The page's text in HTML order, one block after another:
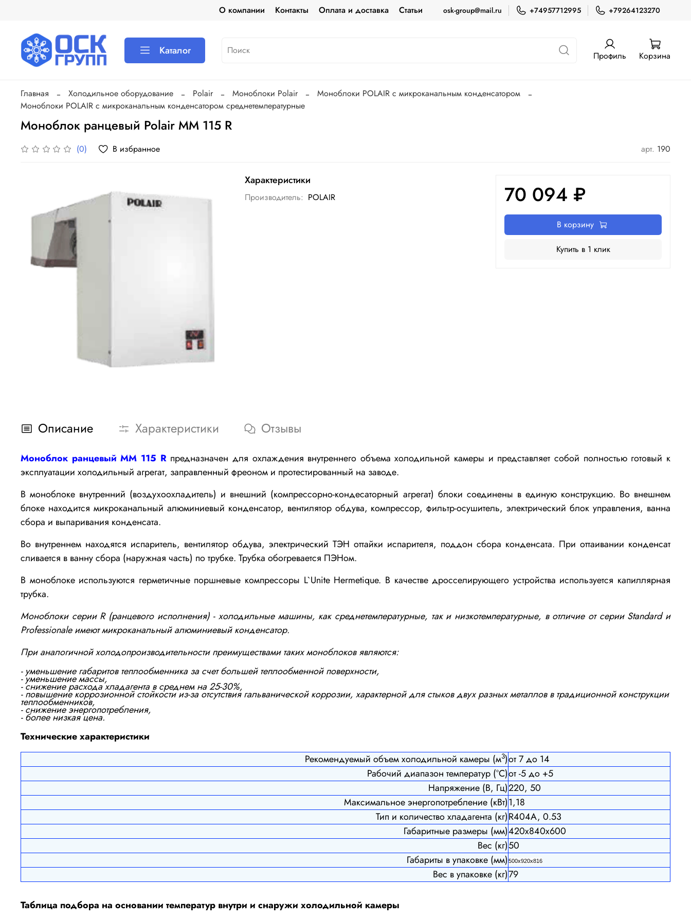
О компании Контакты Оплата и доставка Статьи osk-group@mail.ru +74957712995 +79264123270
Каталог Профиль Корзина
Главная Холодильное оборудование Polair Моноблоки Polair
Моноблоки POLAIR c микроканальным конденсатором
Моноблоки POLAIR c микроканальным конденсатором cреднетемпературные
Моноблок ранцевый Polair MM 115 R
(0) В избранное арт. 190
Характеристики
Производитель: POLAIR 70 094 ₽
В корзину
Купить в 1 клик
Описание Характеристики Отзывы
Моноблок ранцевый MM 115 R предназначен для охлаждения внутреннего объема холодильной камеры и представляет собой полностью готовый к
эксплуатации холодильный агрегат, заправленный фреоном и протестированный на заводе.
В моноблоке внутренний (воздухоохладитель) и внешний (компрессорно-кондесаторный агрегат) блоки соединены в единую конструкцию. Во внешнем
блоке находится микроканальный алюминиевый конденсатор, вентилятор обдува, компрессор, фильтр-осушитель, электрический блок управления, ванна
сбора и выпаривания конденсата.
Во внутреннем находятся испаритель, вентилятор обдува, электрический ТЭН оттайки испарителя, поддон сбора конденсата. При оттаивании конденсат
сливается в ванну сбора (наружная часть) по трубке. Трубка обогревается ПЭНом.
В моноблоке используются герметичные поршневые компрессоры L`Unite Hermetique. В качестве дросселирующего устройства используется капиллярная
трубка.
Моноблоки серии R (ранцевого исполнения) - холодильные машины, как среднетемпературные, так и низкотемпературные, в отличие от серии Standard и
Professionale имеют микроканальный алюминиевый конденсатор.
При аналогичной холодопроизводительности преимуществами таких моноблоков являются:
- уменьшение габаритов теплообменника за счет большей теплообменной поверхности,
- уменьшение массы,
- снижение расхода хладагента в среднем на 25-30%,
- повышение коррозионной стойкости из-за отсутствия гальванической коррозии, характерной для стыков двух разных металлов в традиционной конструкции
теплообменников,
- снижение энергопотребления,
- более низкая цена.
Технические характеристики
Рекомендуемый объем холодильной камеры (м3)от 7 до 14
Рабочий диапазон температур (°С)от -5 до +5
Напряжение (В, Гц)220, 50
Максимальное энергопотребление (кВт)1,18
Тип и количество хладагента (кг)R404A, 0.53
Габаритные размеры (мм)420х840x600
Вес (кг)50
Габариты в упаковке (мм) 500х920х816
Вес в упаковке (кг)79
Таблица подбора на основании температур внутри и снаружи холодильной камеры